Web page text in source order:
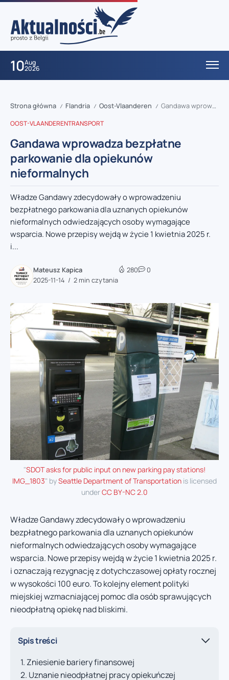
10Aug
2026
Strona główna / Flandria / Oost-Vlaanderen / Gandawa wprowadza bezpłatne parkowanie dla opiekunów nieformalnych
OOST-VLAANDERENTRANSPORT
Gandawa wprowadza bezpłatne
parkowanie dla opiekunów
nieformalnych
Władze Gandawy zdecydowały o wprowadzeniu
bezpłatnego parkowania dla uznanych opiekunów
nieformalnych odwiedzających osoby wymagające
wsparcia. Nowe przepisy wejdą w życie 1 kwietnia 2025 r.
i...
Mateusz Kapica
2025-11-14
2 min czytania
280 0
"SDOT asks for public input on new parking pay stations!
IMG_1803" bySeattle Department of Transportation is licensed
underCC BY-NC 2.0
Władze Gandawy zdecydowały o wprowadzeniu
bezpłatnego parkowania dla uznanych opiekunów
nieformalnych odwiedzających osoby wymagające
wsparcia. Nowe przepisy wejdą w życie 1 kwietnia 2025 r.
i oznaczają rezygnację z dotychczasowej opłaty rocznej
w wysokości 100 euro. To kolejny element polityki
miejskiej wzmacniającej pomoc dla osób sprawujących
nieodpłatną opiekę nad bliskimi.
Spis treści
Zniesienie bariery finansowej
Uznanie nieodpłatnej pracy opiekuńczej